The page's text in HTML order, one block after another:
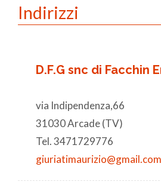
Indirizzi
D.F.G snc di Facchin
via Indipendenza,66
31030 Arcade (TV)
Tel. 3471729776
giuriatimaurizio@gmail.com